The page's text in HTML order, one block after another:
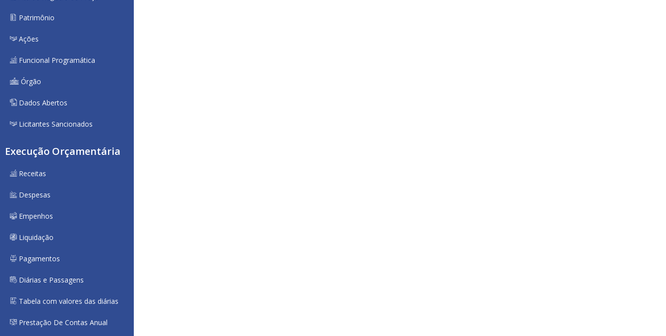
Patrimônio
Ações
Funcional Programática
Órgão
Dados Abertos
Licitantes Sancionados
Execução Orçamentária
Receitas
Despesas
Empenhos
Liquidação
Pagamentos
Diárias e Passagens
Tabela com valores das diárias
Prestação De Contas Anual